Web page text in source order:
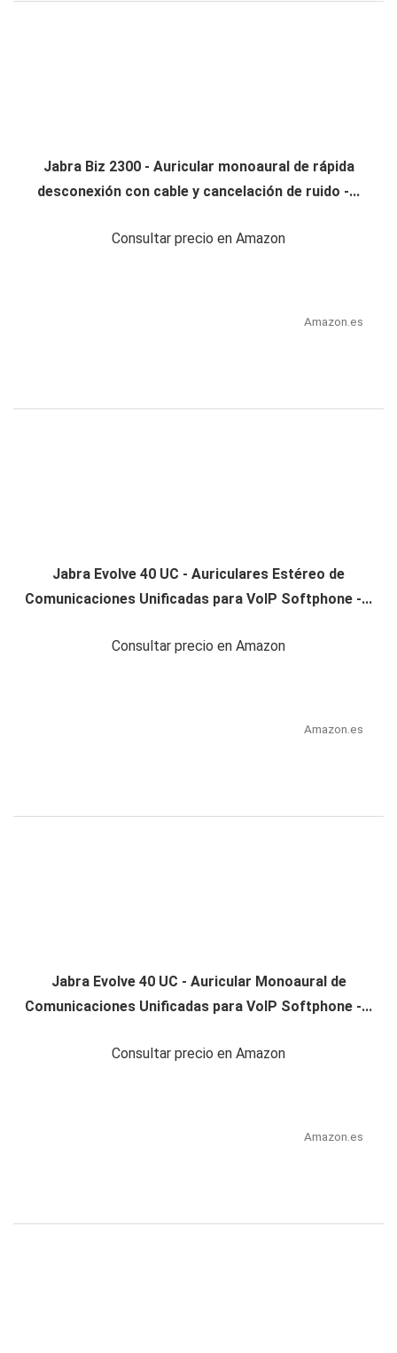
Jabra Biz 2300 - Auricular monoaural de rápida
desconexión con cable y cancelación de ruido -...
Consultar precio en Amazon
Amazon.es
Jabra Evolve 40 UC - Auriculares Estéreo de
Comunicaciones Unificadas para VoIP Softphone -...
Consultar precio en Amazon
Amazon.es
Jabra Evolve 40 UC - Auricular Monoaural de
Comunicaciones Unificadas para VoIP Softphone -...
Consultar precio en Amazon
Amazon.es